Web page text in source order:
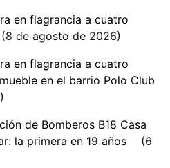
en flagrancia a cuatro
8 de agosto de 2026
en flagrancia a cuatro
en el barrio Polo Club
de Bomberos B18 Casa
la primera en 19 años
6